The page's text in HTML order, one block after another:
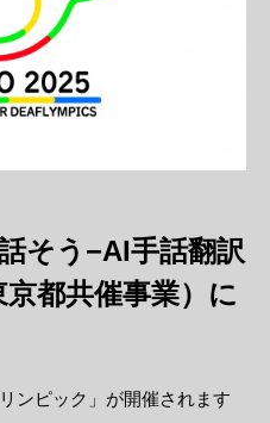
そう−AI手話翻訳
都共催事業）に
ンピック」が開催されます